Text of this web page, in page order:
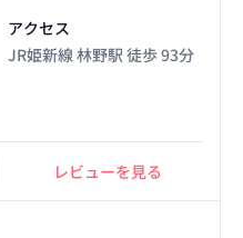
アクセス
JR姫新線 林野駅 徒歩 93分
レビューを見る